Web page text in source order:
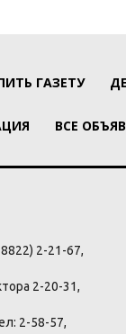
ГАЗЕТУ
ВСЕ
2-21-67,
2-20-31,
2-58-57,